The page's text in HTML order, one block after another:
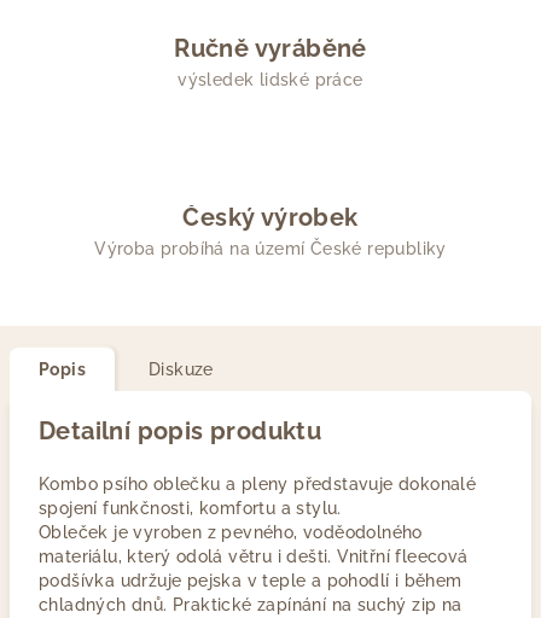
Ručně vyráběné
výsledek lidské práce
Český výrobek
Výroba probíhá na území České republiky
Popis Diskuze
Detailní popis produktu
Kombo psího oblečku a pleny představuje dokonalé
spojení funkčnosti, komfortu a stylu.
Obleček je vyroben z pevného, voděodolného
materiálu, který odolá větru i dešti. Vnitřní fleecová
podšívka udržuje pejska v teple a pohodlí i během
chladných dnů. Praktické zapínání na suchý zip na